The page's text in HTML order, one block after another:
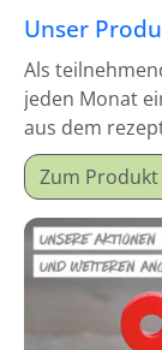
Unser
Als
jeden Monat
aus dem
gratis dazu.
Zum